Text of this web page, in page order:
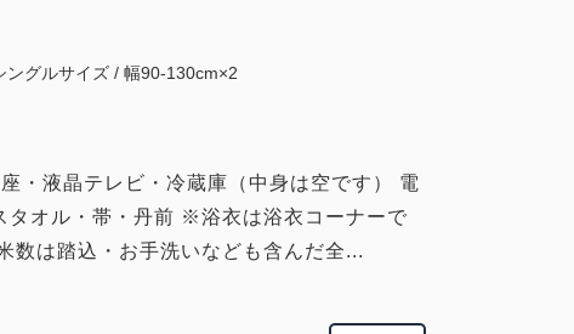
ングルサイズ / 幅90-130cm×2
・液晶テレビ・冷蔵庫（中身は空です） 電
タオル・帯・丹前 ※浴衣は浴衣コーナーで
は踏込・お手洗いなども含んだ全...